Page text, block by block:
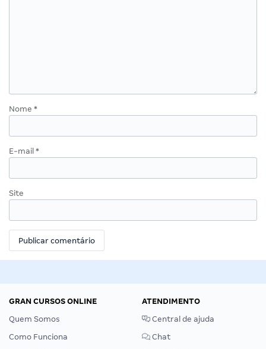
Nome *
E-mail *
Site
GRAN CURSOS ONLINE
Quem Somos
Como Funciona
ATENDIMENTO
Central de ajuda
Chat